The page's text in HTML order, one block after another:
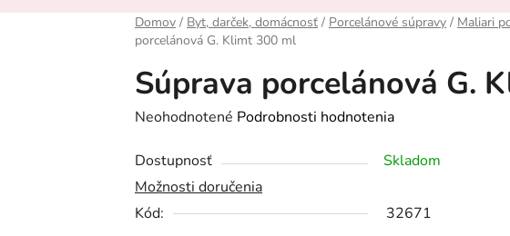
Domov / Byt, darček, domácnosť / Porcelánové súpravy / Maliari
porcelánová G. Klimt 300 ml
Súprava porcelánová G.
Priemerné
produktu
je
0,0
Neohodnotené Podrobnosti hodnotenia
Dostupnosť
Skladom
Možnosti doručenia
Kód:
32671